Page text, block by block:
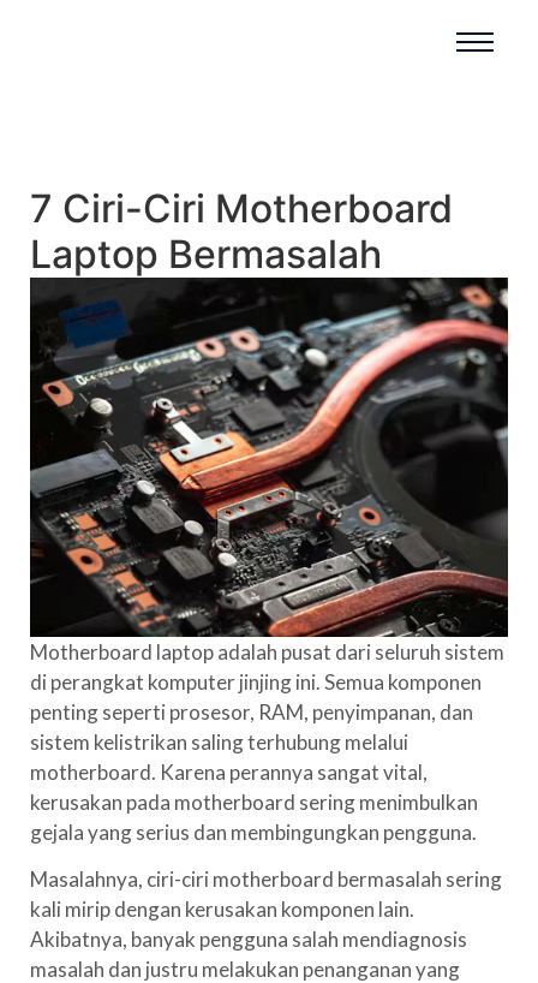
7 Ciri-Ciri Motherboard
Laptop Bermasalah
Motherboard laptop adalah pusat dari seluruh sistem
di perangkat komputer jinjing ini. Semua komponen
penting seperti prosesor, RAM, penyimpanan, dan
sistem kelistrikan saling terhubung melalui
motherboard. Karena perannya sangat vital,
kerusakan pada motherboard sering menimbulkan
gejala yang serius dan membingungkan pengguna.
Masalahnya, ciri-ciri motherboard bermasalah sering
kali mirip dengan kerusakan komponen lain.
Akibatnya, banyak pengguna salah mendiagnosis
masalah dan justru melakukan penanganan yang